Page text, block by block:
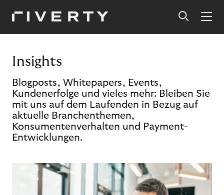
Insights
Blogposts, Whitepapers, Events,
Kundenerfolge und vieles mehr: Bleiben Sie
mit uns auf dem Laufenden in Bezug auf
aktuelle Branchenthemen,
Konsumentenverhalten und Payment-
Entwicklungen.